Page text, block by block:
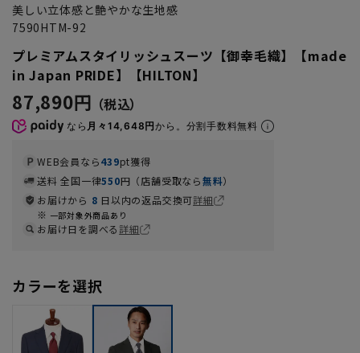
美しい立体感と艶やかな生地感
7590HTM-92
プレミアムスタイリッシュスーツ【御幸毛織】【made
in Japan PRIDE】【HILTON】
87,890円
なら 月々14,648円から。分割手数料無料
WEB会員なら439pt獲得
送料 全国一律550円（店舗受取なら無料）
お届けから 8 日以内の返品交換可詳細
一部対象外商品あり
お届け日を調べる詳細
カラーを選択